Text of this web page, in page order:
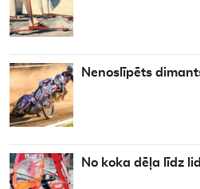
Nenoslīpēts
No koka dēļa līdz